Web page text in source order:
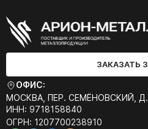
ЗАКАЗАТЬ
ОФИС:
МОСКВА, ПЕР. СЕМЁНОВСКИЙ, Д.
ИНН: 9718158840
ОГРН: 1207700238910